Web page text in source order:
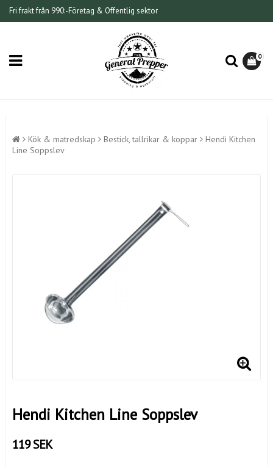
Fri frakt från 990:-Företag & Offentlig sektor
0
Kök & matredskap Bestick, tallrikar & koppar
Hendi Kitchen
Line Soppslev
Hendi Kitchen Line Soppslev
119 SEK